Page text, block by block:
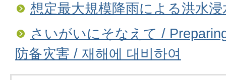
想定最大規模降雨による洪水
さいがいにそなえて /
防备灾害 / 재해에 대비하여